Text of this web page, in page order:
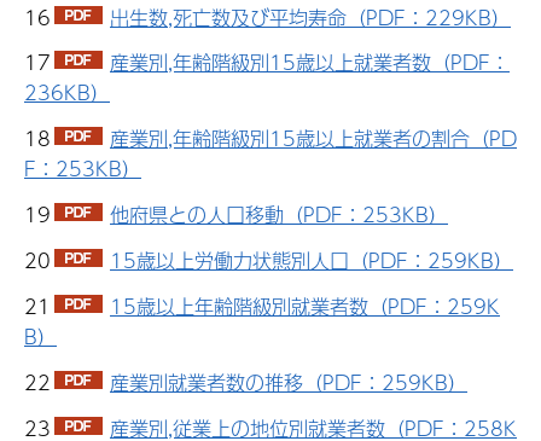
16
出生数,死亡数及び平均寿命（PDF：229KB）
17
産業別,年齢階級別15歳以上就業者数（PDF：
236KB）
18
産業別,年齢階級別15歳以上就業者の割合（PD
F：253KB）
19
他府県との人口移動（PDF：253KB）
20
15歳以上労働力状態別人口（PDF：259KB）
21
15歳以上年齢階級別就業者数（PDF：259K
B）
22
産業別就業者数の推移（PDF：259KB）
23
産業別,従業上の地位別就業者数（PDF：258K